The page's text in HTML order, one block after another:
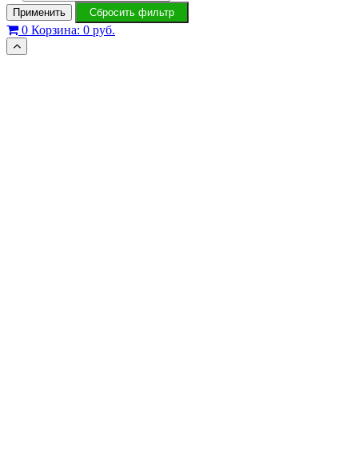
Применить Сбросить фильтр
0 Корзина: 0 руб.